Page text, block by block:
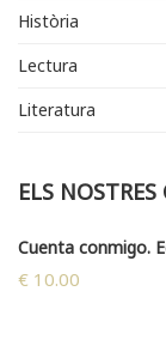
Història
Lectura
Literatura
ELS NOSTRES
Cuenta conmigo.
€ 10.00